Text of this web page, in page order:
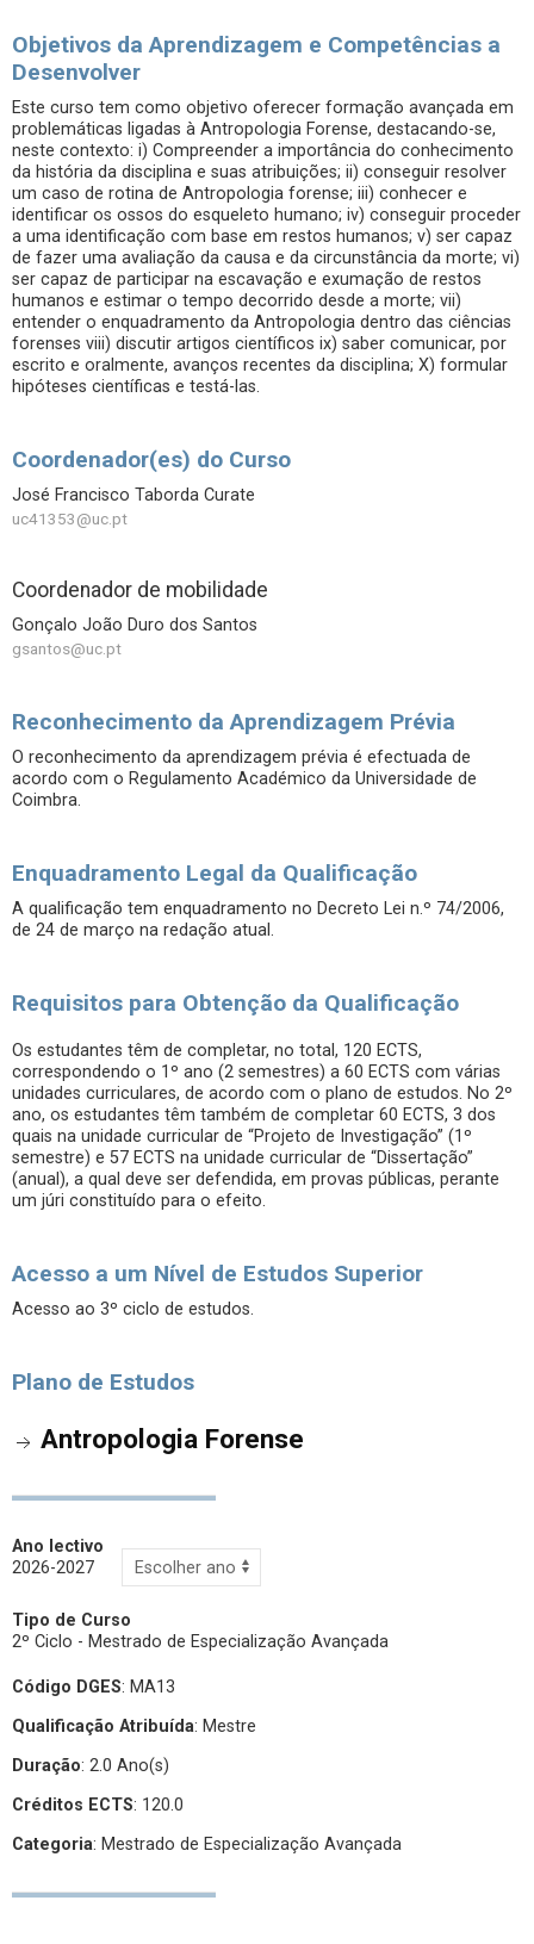
Objetivos da Aprendizagem e Competências a
Desenvolver
Este curso tem como objetivo oferecer formação avançada em
problemáticas ligadas à Antropologia Forense, destacando-se,
neste contexto: i) Compreender a importância do conhecimento
da história da disciplina e suas atribuições; ii) conseguir resolver
um caso de rotina de Antropologia forense; iii) conhecer e
identificar os ossos do esqueleto humano; iv) conseguir proceder
a uma identificação com base em restos humanos; v) ser capaz
de fazer uma avaliação da causa e da circunstância da morte; vi)
ser capaz de participar na escavação e exumação de restos
humanos e estimar o tempo decorrido desde a morte; vii)
entender o enquadramento da Antropologia dentro das ciências
forenses viii) discutir artigos científicos ix) saber comunicar, por
escrito e oralmente, avanços recentes da disciplina; X) formular
hipóteses científicas e testá-las.
Coordenador(es) do Curso
José Francisco Taborda Curate
uc41353@uc.pt
Coordenador de mobilidade
Gonçalo João Duro dos Santos
gsantos@uc.pt
Reconhecimento da Aprendizagem Prévia
O reconhecimento da aprendizagem prévia é efectuada de
acordo com o Regulamento Académico da Universidade de
Coimbra.
Enquadramento Legal da Qualificação
A qualificação tem enquadramento no Decreto Lei n.º 74/2006,
de 24 de março na redação atual.
Requisitos para Obtenção da Qualificação
Os estudantes têm de completar, no total, 120 ECTS,
correspondendo o 1º ano (2 semestres) a 60 ECTS com várias
unidades curriculares, de acordo com o plano de estudos. No 2º
ano, os estudantes têm também de completar 60 ECTS, 3 dos
quais na unidade curricular de “Projeto de Investigação” (1º
semestre) e 57 ECTS na unidade curricular de “Dissertação”
(anual), a qual deve ser defendida, em provas públicas, perante
um júri constituído para o efeito.
Acesso a um Nível de Estudos Superior
Acesso ao 3º ciclo de estudos.
Plano de Estudos
Antropologia Forense
Ano lectivo
2026-2027
Tipo de Curso
2º Ciclo - Mestrado de Especialização Avançada
Código DGES: MA13
Qualificação Atribuída: Mestre
Duração: 2.0 Ano(s)
Créditos ECTS: 120.0
Categoria: Mestrado de Especialização Avançada